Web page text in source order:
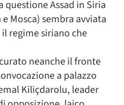
questione Assad in Siria
Mosca) sembra avviata
regime siriano che
neanche il fronte
a palazzo
Kiliçdarolu, leader